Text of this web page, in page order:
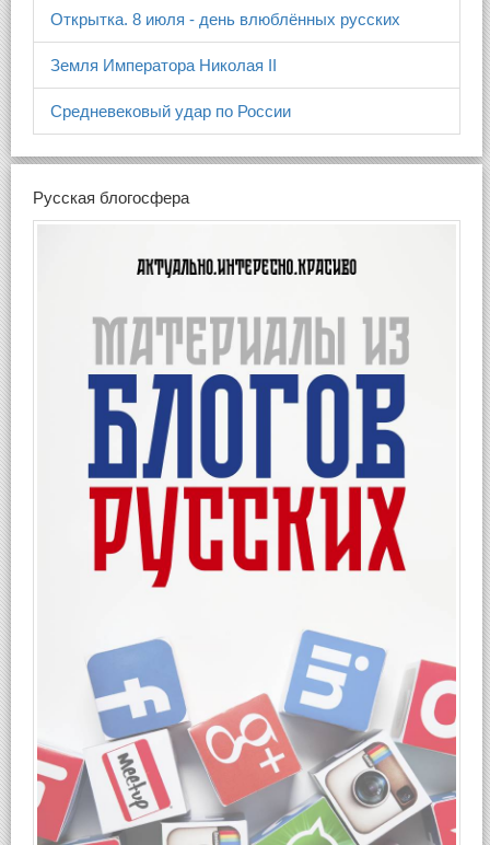
Открытка. 8 июля - день влюблённых русских
Земля Императора Николая II
Средневековый удар по России
Русская блогосфера